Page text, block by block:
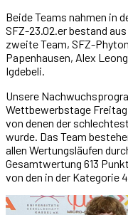
Beide Teams nahmen in
SFZ-23.02.er bestand
zweite Team, SFZ-
Papenhausen, Alex
Igdebeli.
Unsere
Wettbewerbstage
von denen der
wurde. Das Team
allen Wertungsläufen
Gesamtwertung 613
von den in der Kategorie